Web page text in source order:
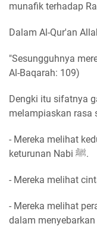
Dalam Al-Qur'an
"Sesungguhnya
Al-Baqarah: 109)
Dengki itu sifatnya
melampiaskan rasa
- Mereka melihat
keturunan Nabi ﷺ.
- Mereka melihat
- Mereka melihat
dalam